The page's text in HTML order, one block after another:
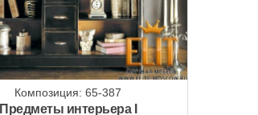
Композиция: 65-387
Предметы интерьера I